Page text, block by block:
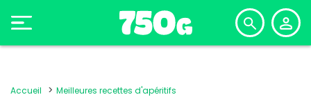
Accueil
Meilleures recettes d'apéritifs